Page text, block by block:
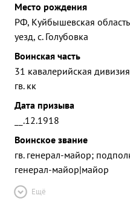
Место рождения
РФ, Куйбышевская
уезд, с. Голубовка
Воинская часть
31 кавалерийская
гв. кк
Дата призыва
__.12.1918
Воинское звание
гв. генерал-майор;
генерал-майор|майор
Ещё